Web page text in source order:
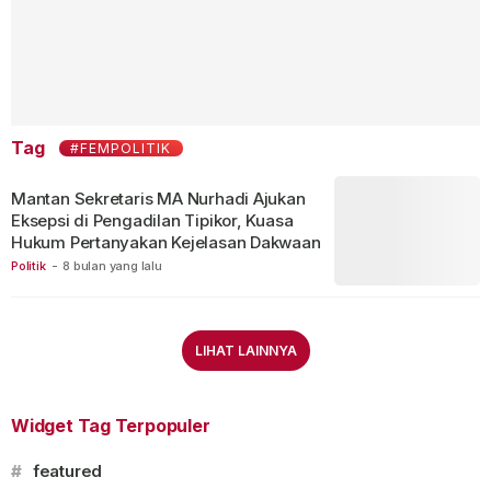
Tag #FEMPOLITIK
Politik - 8 bulan yang lalu
Mantan Sekretaris MA Nurhadi Ajukan
Eksepsi di Pengadilan Tipikor, Kuasa
Hukum Pertanyakan Kejelasan Dakwaan
LIHAT LAINNYA
Widget Tag Terpopuler
# featured